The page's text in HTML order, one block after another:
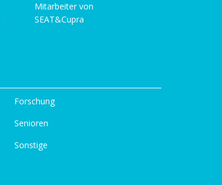
Mitarbeiter von
SEAT&Cupra
Forschung
Senioren
Sonstige